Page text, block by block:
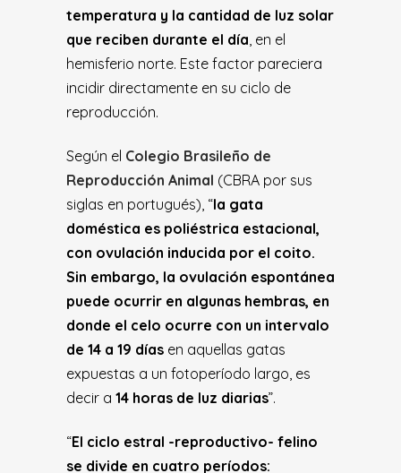
temperatura y la cantidad de luz solar
que reciben durante el día, en el
hemisferio norte. Este factor pareciera
incidir directamente en su ciclo de
reproducción.
Según el Colegio Brasileño de
Reproducción Animal (CBRA por sus
siglas en portugués), “la gata
doméstica es poliéstrica estacional,
con ovulación inducida por el coito.
Sin embargo, la ovulación espontánea
puede ocurrir en algunas hembras, en
donde el celo ocurre con un intervalo
de 14 a 19 días en aquellas gatas
expuestas a un fotoperíodo largo, es
decir a 14 horas de luz diarias”.
“El ciclo estral -reproductivo- felino
se divide en cuatro períodos: